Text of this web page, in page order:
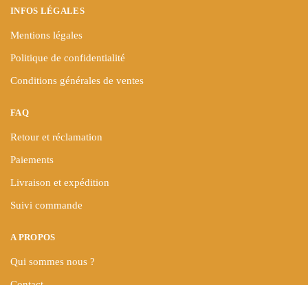
INFOS LÉGALES
Mentions légales
Politique de confidentialité
Conditions générales de ventes
FAQ
Retour et réclamation
Paiements
Livraison et expédition
Suivi commande
A PROPOS
Qui sommes nous ?